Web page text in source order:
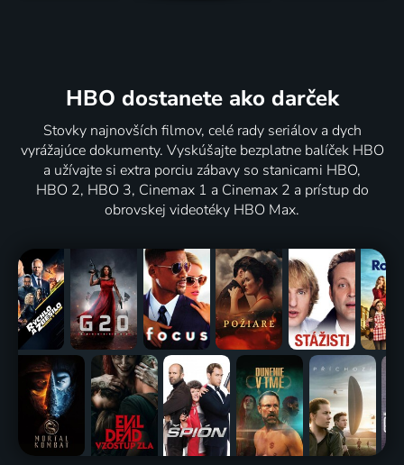
HBO dostanete ako darček
Stovky najnovších filmov, celé rady seriálov a dych
vyrážajúce dokumenty. Vyskúšajte bezplatne balíček HBO
a užívajte si extra porciu zábavy so stanicami HBO,
HBO 2, HBO 3, Cinemax 1 a Cinemax 2 a prístup do
obrovskej videotéky HBO Max.